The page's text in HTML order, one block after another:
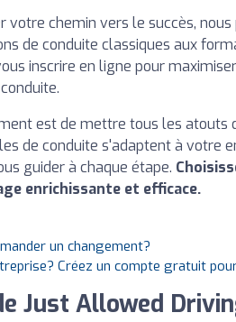
votre chemin vers le succès,
de conduite classiques aux
inscrire en ligne pour
est de mettre tous les atouts
de conduite s'adaptent à votre
guider à chaque étape.
enrichissante et efficace.
un changement?
Créez un compte gratuit
Just Allowed